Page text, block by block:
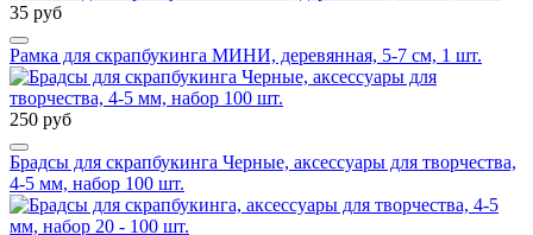
35 руб
Рамка для скрапбукинга МИНИ, деревянная, 5-7 см, 1 шт.
250 руб
Брадсы для скрапбукинга Черные, аксессуары для творчества,
4-5 мм, набор 100 шт.